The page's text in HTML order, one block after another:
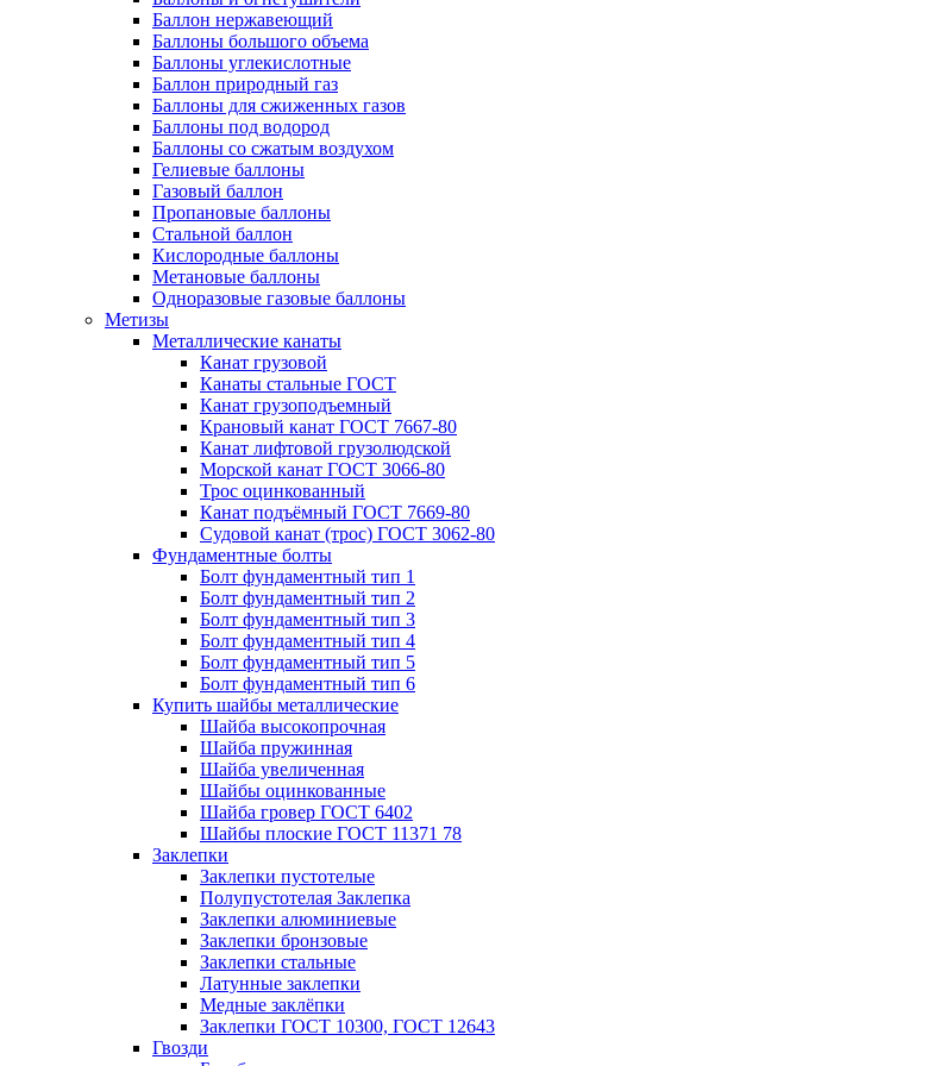
Баллон нержавеющий
Баллоны большого объема
Баллоны углекислотные
Баллон природный газ
Баллоны для сжиженных газов
Баллоны под водород
Баллоны со сжатым воздухом
Гелиевые баллоны
Газовый баллон
Пропановые баллоны
Стальной баллон
Кислородные баллоны
Метановые баллоны
Одноразовые газовые баллоны
Метизы
Металлические канаты
Канат грузовой
Канаты стальные ГОСТ
Канат грузоподъемный
Крановый канат ГОСТ 7667-80
Канат лифтовой грузолюдской
Морской канат ГОСТ 3066-80
Трос оцинкованный
Канат подъёмный ГОСТ 7669-80
Судовой канат (трос) ГОСТ 3062-80
Фундаментные болты
Болт фундаментный тип 1
Болт фундаментный тип 2
Болт фундаментный тип 3
Болт фундаментный тип 4
Болт фундаментный тип 5
Болт фундаментный тип 6
Купить шайбы металлические
Шайба высокопрочная
Шайба пружинная
Шайба увеличенная
Шайбы оцинкованные
Шайба гровер ГОСТ 6402
Шайбы плоские ГОСТ 11371 78
Заклепки
Заклепки пустотелые
Полупустотелая Заклепка
Заклепки алюминиевые
Заклепки бронзовые
Заклепки стальные
Латунные заклепки
Медные заклёпки
Заклепки ГОСТ 10300, ГОСТ 12643
Гвозди